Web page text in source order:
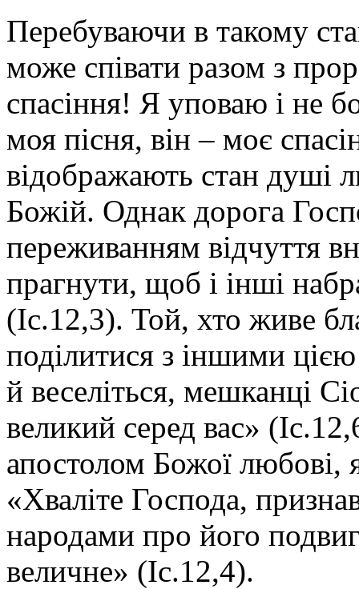
Перебуваючи в такому
може співати разом з
спасіння! Я уповаю і не
моя пісня, він – моє
відображають стан душі
Божій. Однак дорога
переживанням відчуття
прагнути, щоб і інші
(Іс.12,3). Той, хто живе
поділитися з іншими
й веселіться, мешканці
великий серед вас»
апостолом Божої
«Хваліте Господа,
народами про його
величне» (Іс.12,4).